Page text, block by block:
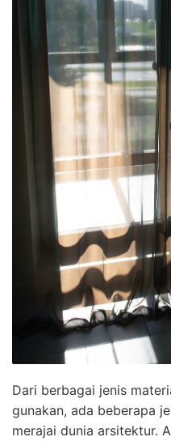
Dari berbagai jenis
gunakan, ada beberapa
merajai dunia arsitektur.